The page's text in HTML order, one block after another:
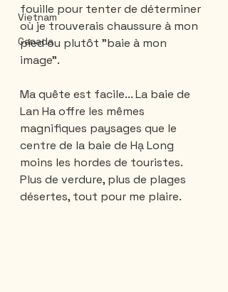
Vietnam
Canada
fouille pour tenter de déterminer
où je trouverais chaussure à mon
pied ou plutôt "baie à mon
image".
Ma quête est facile... La baie de
Lan Ha offre les mêmes
magnifiques paysages que le
centre de la baie de Hạ Long
moins les hordes de touristes.
Plus de verdure, plus de plages
désertes, tout pour me plaire.